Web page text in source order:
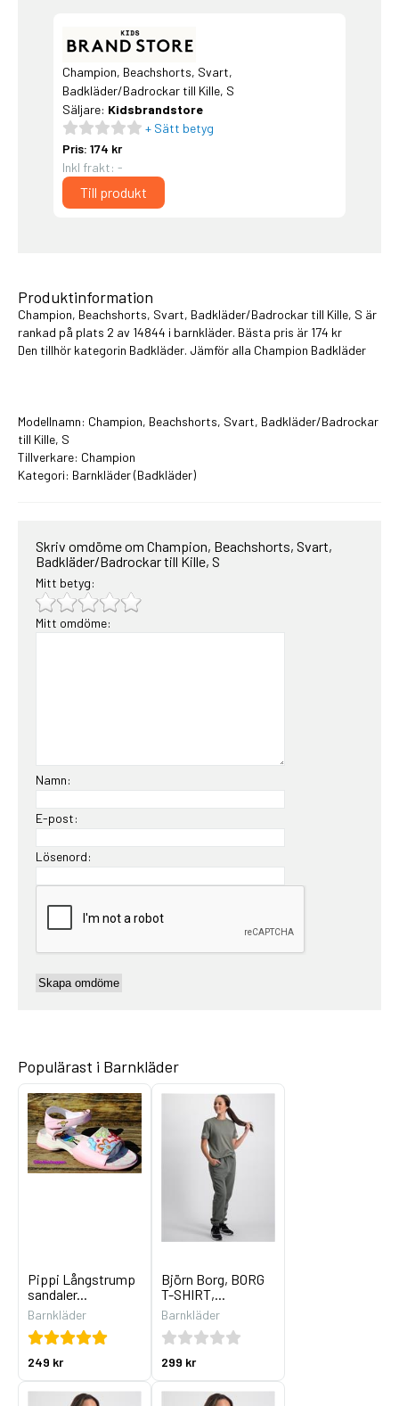
Champion, Beachshorts, Svart,
Badkläder/Badrockar till Kille, S
Säljare: Kidsbrandstore
+ Sätt betyg
Pris: 174 kr
Inkl frakt: -
Till produkt
Produktinformation
Champion, Beachshorts, Svart, Badkläder/Badrockar till Kille, S är
rankad på plats 2 av 14844 i barnkläder. Bästa pris är 174 kr
Den tillhör kategorin Badkläder. Jämför alla Champion Badkläder
Modellnamn: Champion, Beachshorts, Svart, Badkläder/Badrockar
till Kille, S
Tillverkare: Champion
Kategori: Barnkläder(Badkläder)
Skriv omdöme om Champion, Beachshorts, Svart,
Badkläder/Badrockar till Kille, S
Mitt betyg:
Mitt omdöme:
Namn:
E-post:
Lösenord:
Populärast i Barnkläder
Pippi Långstrump
sandaler...
Barnkläder
249 kr
Björn Borg, BORG
T-SHIRT,...
Barnkläder
299 kr